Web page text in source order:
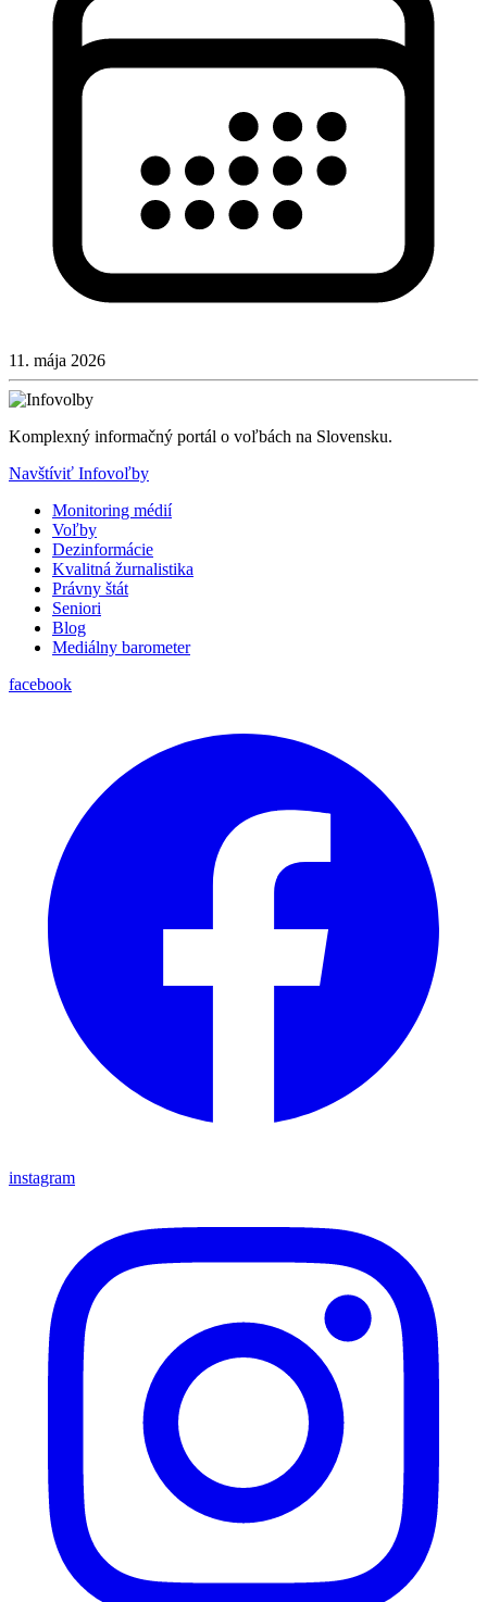
11. mája 2026
Komplexný informačný portál o voľbách na Slovensku.
Navštíviť Infovoľby
Monitoring médií
Voľby
Dezinformácie
Kvalitná žurnalistika
Právny štát
Seniori
Blog
Mediálny barometer
facebook
instagram